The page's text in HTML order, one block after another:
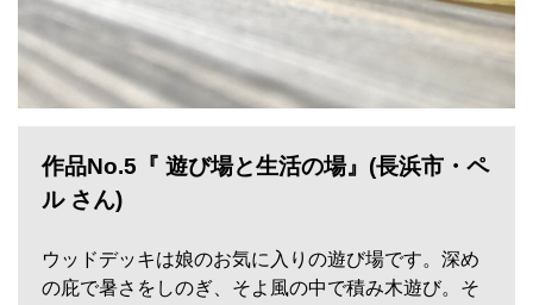
作品No.5『 遊び場と生活の場』(長浜市・ペ
ル さん)
ウッドデッキは娘のお気に入りの遊び場です。深め
の庇で暑さをしのぎ、そよ風の中で積み木遊び。そ